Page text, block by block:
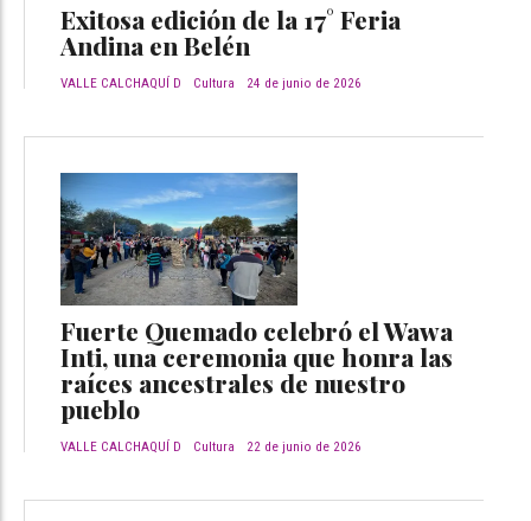
Exitosa edición de la 17° Feria
Andina en Belén
VALLE CALCHAQUÍ D Cultura 24 de junio de 2026
Fuerte Quemado celebró el Wawa
Inti, una ceremonia que honra las
raíces ancestrales de nuestro
pueblo
VALLE CALCHAQUÍ D Cultura 22 de junio de 2026